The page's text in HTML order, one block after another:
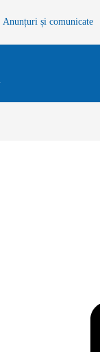
Anunțuri și comunicate